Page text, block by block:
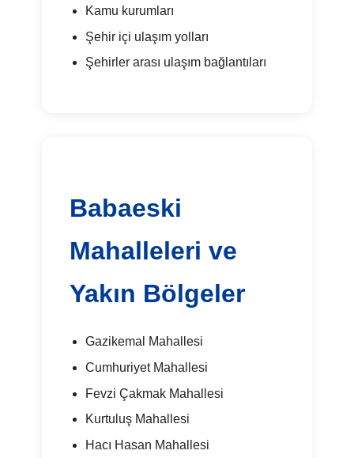
Kamu kurumları
Şehir içi ulaşım yolları
Şehirler arası ulaşım bağlantıları
Babaeski
Mahalleleri ve
Yakın Bölgeler
Gazikemal Mahallesi
Cumhuriyet Mahallesi
Fevzi Çakmak Mahallesi
Kurtuluş Mahallesi
Hacı Hasan Mahallesi